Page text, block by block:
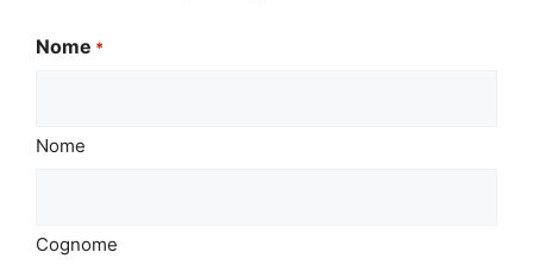
Nome *
Nome
Cognome